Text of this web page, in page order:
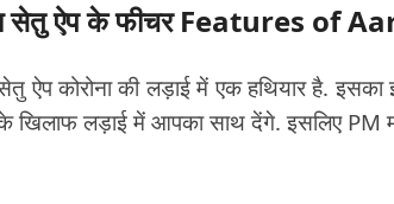
सेतु ऐप के फीचर Features of
ऐप कोरोना की लड़ाई में एक हथियार है.
के खिलाफ लड़ाई में आपका साथ देंगे. इसलिए PM